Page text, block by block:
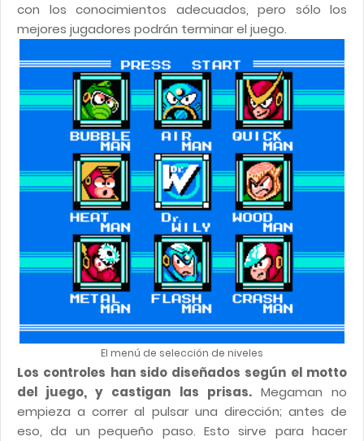
con los conocimientos adecuados, pero sólo los
mejores jugadores podrán terminar el juego.
El menú de selección de niveles
Los controles han sido diseñados según el motto
del juego, y castigan las prisas.Megaman no
empieza a correr al pulsar una dirección; antes de
eso, da un pequeño paso. Esto sirve para hacer